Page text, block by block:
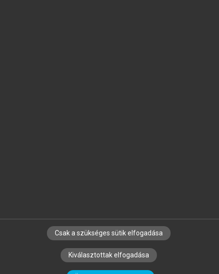
SZERZŐKNEK CÉGEKNEK KÖNYVTÁROSOKNAK
SZERKESZTÉSI ÉS LEKTORÁLÁSI ALAPELVEK
Csak a szükséges sütik elfogadása
Kiválasztottak elfogadása